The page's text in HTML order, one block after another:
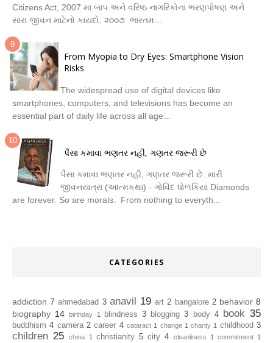
Citizens Act, 2007 મા બાપ અને વરિષ્ઠ નાગરિકોના ભરણપોષણ અને
સારા જીવન માટેનો કાયદો, ૨૦૦૭ ભારતમ...
From Myopia to Dry Eyes: Smartphone Vision
Risks
The widespread use of digital devices like
smartphones, computers, and televisions has become an
essential part of daily life across all age...
પૈસા કમાવા ભણતર નહી, ગણતર જરૂરી છે
પૈસા કમાવા ભણતર નહી, ગણતર જરૂરી છે. મારી
જીવનયાત્રા (આત્મકથા) - ગોવિંદ ધોળકિયા Diamonds
are forever. So are morals. From nothing to everyth...
CATEGORIES
addiction 7 ahmedabad 3 anavil 19 art 2 bangalore 2 behavior 8
biography 14 birthday 1 blindness 3 blogging 3 body 4 book 35
buddhism 4 camera 2 career 4 cataract 1 change 1 charity 1 childhood 3
children 25 china 1 christianity 5 city 4 cleanliness 1 commitment 1